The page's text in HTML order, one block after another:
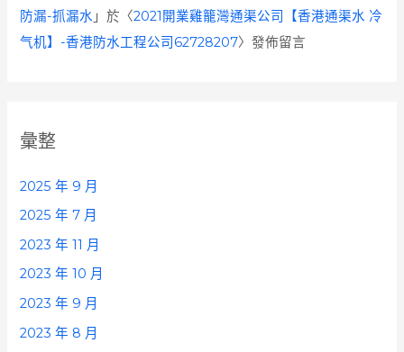
防漏-抓漏水 」於〈2021開業雞籠灣通渠公司【香港通渠水 冷
气机】-香港防水工程公司62728207〉發佈留言
彙整
2025 年 9 月
2025 年 7 月
2023 年 11 月
2023 年 10 月
2023 年 9 月
2023 年 8 月